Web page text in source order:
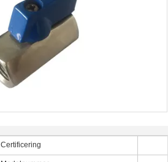
Certificering